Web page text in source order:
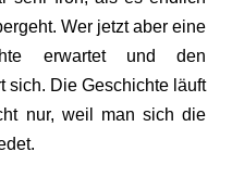
Wer jetzt aber eine
erwartet und den
sich. Die Geschichte läuft
nur, weil man sich die